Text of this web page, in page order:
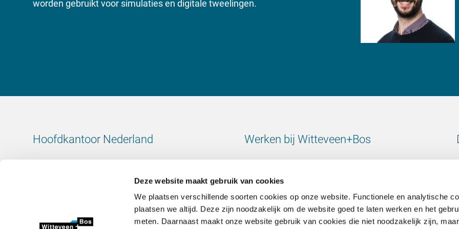
Deze website maakt gebruik van cookies
We plaatsen verschillende soorten cookies op onze website. Functionele en analytische
plaatsen we altijd. Deze zijn noodzakelijk om de website goed te laten werken en het
meten. Daarnaast maakt onze website gebruik van cookies die niet noodzakelijk zijn,
worden gebruikt voor simulaties en digitale tweelingen.
Hoofdkantoor Nederland
BTW-nummer: 800288920
Werken bij Witteveen+Bos
Contact